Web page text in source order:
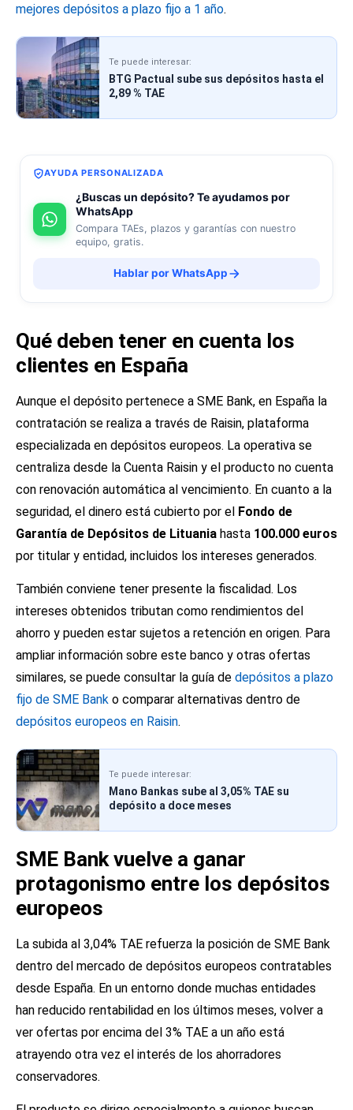
mejores depósitos a plazo fijo a 1 año.
Te puede interesar:
BTG Pactual sube sus depósitos hasta el
2,89 % TAE
AYUDA PERSONALIZADA
¿Buscas un depósito? Te ayudamos por
WhatsApp
Compara TAEs, plazos y garantías con nuestro
equipo, gratis.
Hablar por WhatsApp
Qué deben tener en cuenta los
clientes en España
Aunque el depósito pertenece a SME Bank, en España la
contratación se realiza a través de Raisin, plataforma
especializada en depósitos europeos. La operativa se
centraliza desde la Cuenta Raisin y el producto no cuenta
con renovación automática al vencimiento. En cuanto a la
seguridad, el dinero está cubierto por el Fondo de
Garantía de Depósitos de Lituania hasta 100.000 euros
por titular y entidad, incluidos los intereses generados.
También conviene tener presente la fiscalidad. Los
intereses obtenidos tributan como rendimientos del
ahorro y pueden estar sujetos a retención en origen. Para
ampliar información sobre este banco y otras ofertas
similares, se puede consultar la guía de depósitos a plazo
fijo de SME Bank o comparar alternativas dentro de
depósitos europeos en Raisin.
Te puede interesar:
Mano Bankas sube al 3,05% TAE su
depósito a doce meses
SME Bank vuelve a ganar
protagonismo entre los depósitos
europeos
La subida al 3,04% TAE refuerza la posición de SME Bank
dentro del mercado de depósitos europeos contratables
desde España. En un entorno donde muchas entidades
han reducido rentabilidad en los últimos meses, volver a
ver ofertas por encima del 3% TAE a un año está
atrayendo otra vez el interés de los ahorradores
conservadores.